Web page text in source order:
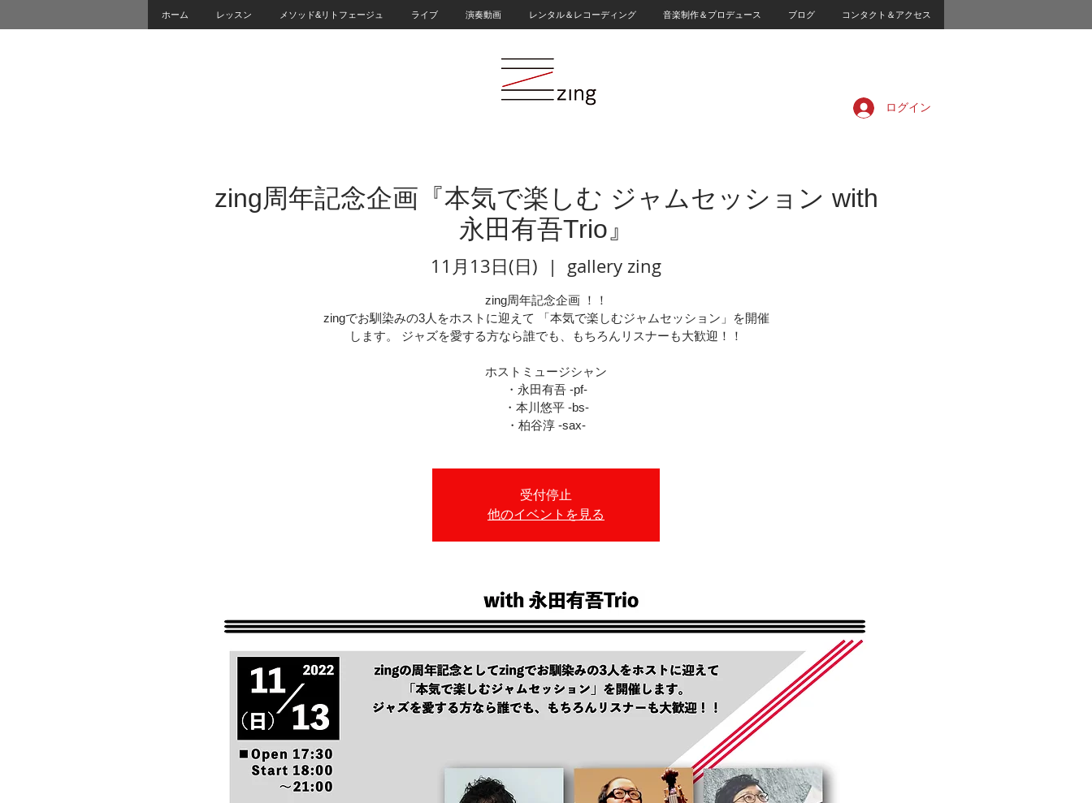
ホーム レッスン メソッド&リトフェージュ ライブ 演奏動画 レンタル＆レコーディング 音楽制作＆プロデュース ブログ コンタクト＆アクセス
ログイン
zing周年記念企画『本気で楽しむ ジャムセッション with
永田有吾Trio』
11月13日(日)
  |
gallery zing
zing周年記念企画 ！！
zingでお馴染みの3人をホストに迎えて 「本気で楽しむジャムセッション」を開催
します。 ジャズを愛する方なら誰でも、もちろんリスナーも大歓迎！！
ホストミュージシャン
・永田有吾 -pf-
・本川悠平 -bs-
・柏谷淳 -sax-
受付停止
他のイベントを見る